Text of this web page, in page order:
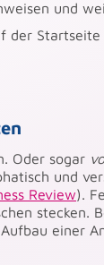
und
der
Oder sogar
und
Review).
einer